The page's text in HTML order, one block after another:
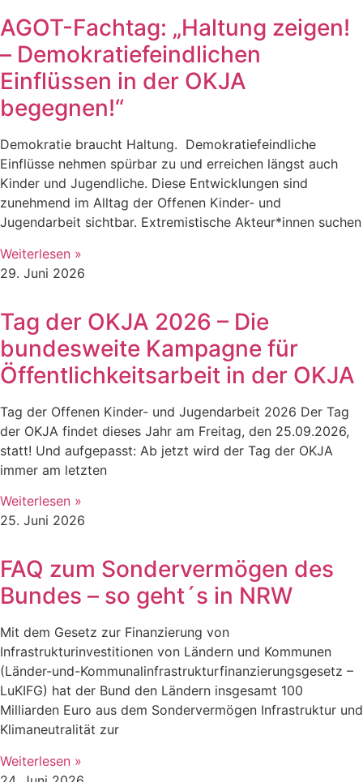
AGOT-Fachtag: „Haltung zeigen!
– Demokratiefeindlichen
Einflüssen in der OKJA
begegnen!“
Demokratie braucht Haltung. Demokratiefeindliche
Einflüsse nehmen spürbar zu und erreichen längst auch
Kinder und Jugendliche. Diese Entwicklungen sind
zunehmend im Alltag der Offenen Kinder- und
Jugendarbeit sichtbar. Extremistische Akteur*innen suchen
Weiterlesen »
29. Juni 2026
Tag der OKJA 2026 – Die
bundesweite Kampagne für
Öffentlichkeitsarbeit in der OKJA
Tag der Offenen Kinder- und Jugendarbeit 2026 Der Tag
der OKJA findet dieses Jahr am Freitag, den 25.09.2026,
statt! Und aufgepasst: Ab jetzt wird der Tag der OKJA
immer am letzten
Weiterlesen »
25. Juni 2026
FAQ zum Sondervermögen des
Bundes – so geht´s in NRW
Mit dem Gesetz zur Finanzierung von
Infrastrukturinvestitionen von Ländern und Kommunen
(Länder-und-Kommunalinfrastrukturfinanzierungsgesetz –
LuKIFG) hat der Bund den Ländern insgesamt 100
Milliarden Euro aus dem Sondervermögen Infrastruktur und
Klimaneutralität zur
Weiterlesen »